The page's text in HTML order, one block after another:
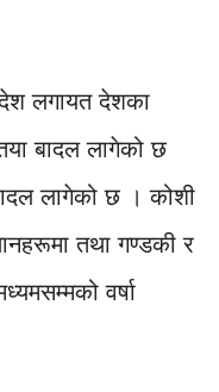
लगायत देशका
बादल लागेको छ
लागेको छ । कोशी
तथा गण्डकी र
वर्षा